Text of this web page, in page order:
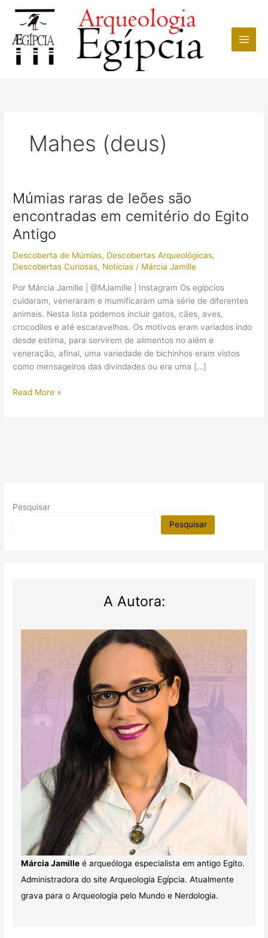
conteúdo
Mahes (deus)
Múmias raras de leões são
encontradas em cemitério do Egito
Antigo
Descoberta de Múmias, Descobertas Arqueológicas,
Descobertas Curiosas, Notícias / Márcia Jamille
Por Márcia Jamille | @MJamille | Instagram Os egípcios
cuidaram, veneraram e mumificaram uma série de diferentes
animais. Nesta lista podemos incluir gatos, cães, aves,
crocodilos e até escaravelhos. Os motivos eram variados indo
desde estima, para servirem de alimentos no além e
veneração, afinal, uma variedade de bichinhos eram vistos
como mensageiros das divindades ou era uma […]
Múmias
Egito
Read More »
Pesquisar
Pesquisar
A Autora:
Márcia Jamilleé arqueóloga especialista em antigo Egito.
Administradora do site Arqueologia Egípcia. Atualmente
grava para o Arqueologia pelo Mundo e Nerdologia.